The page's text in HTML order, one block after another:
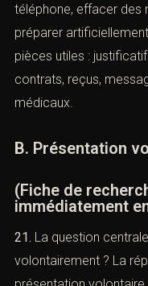
20.Le quatrième
utiles sans les
téléphone, effacer des
ou préparer
mails, contrats, reçus,
B. Présentation
(Fiche de
immédiatement